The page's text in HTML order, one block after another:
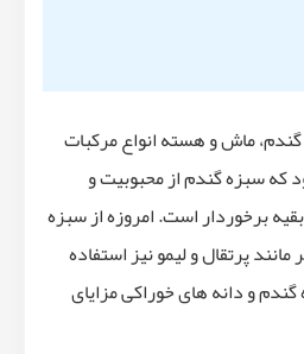
ماش و هسته انواع مرکبات
که سبزه گندم از محبوبیت و
برخوردار است. امروزه از سبزه
پرتقال و لیمو نیز استفاده
و دانه های خوراکی مزایای